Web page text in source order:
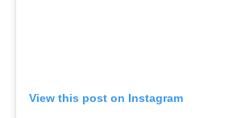
View this post on Instagram